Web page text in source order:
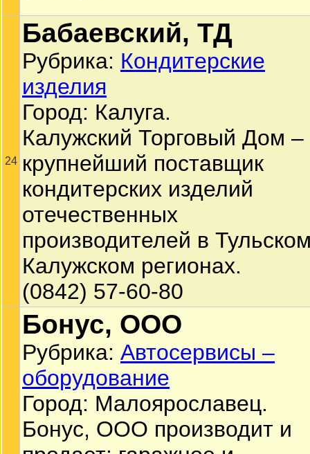
24
Бабаевский, ТД
Рубрика: Кондитерские
изделия
Город: Калуга.
Калужский Торговый Дом –
крупнейший поставщик
кондитерских изделий
отечественных
производителей в
Калужском регионах.
(0842) 57-60-80
Бонус, ООО
Рубрика: Автосервисы –
оборудование
Город: Малоярославец.
Бонус, ООО производит и